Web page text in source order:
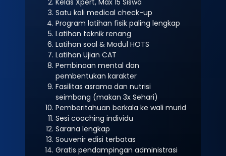
Kelas Xpert, Max 15 Siswa
Satu kali medical check-up
Program latihan fisik paling lengkap
Latihan teknik renang
Latihan soal & Modul HOTS
Latihan Ujian CAT
Pembinaan mental dan
pembentukan karakter
Fasilitas asrama dan nutrisi
seimbang (makan 3x Sehari)
Pemberitahuan berkala ke wali murid
Sesi coaching individu
Sarana lengkap
Souvenir edisi terbatas
Gratis pendampingan administrasi